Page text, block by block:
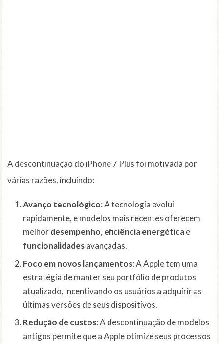
A descontinuação do iPhone 7 Plus foi motivada por
várias razões, incluindo:
Avanço tecnológico: A tecnologia evolui
rapidamente, e modelos mais recentes oferecem
melhordesempenho, eficiência energéticae
funcionalidadesavançadas.
Foco em novos lançamentos: A Apple tem uma
estratégia de manter seu portfólio de produtos
atualizado, incentivando os usuários a adquirir as
últimas versões de seus dispositivos.
Redução de custos: A descontinuação de modelos
antigos permite que a Apple otimize seus processos